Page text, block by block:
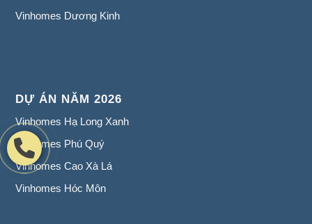
Vinhomes Dương Kinh
DỰ ÁN NĂM 2026
Vinhomes Hạ Long Xanh
Vinhomes Phú Quý
Vinhomes Cao Xà Lá
Vinhomes Hóc Môn